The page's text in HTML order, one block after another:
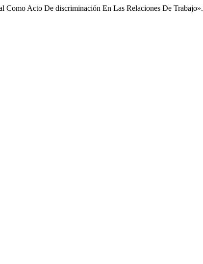
Acto De discriminación En Las Relaciones De Trabajo».